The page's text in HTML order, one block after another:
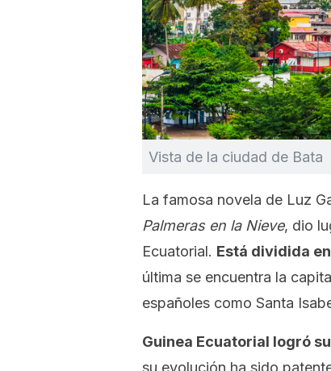
Vista de la ciudad de Bata
La famosa novela de Luz
Palmeras en la Nieve, dio
Ecuatorial. Está dividida
última se encuentra la
españoles como Santa
Guinea Ecuatorial logró
su evolución ha sido